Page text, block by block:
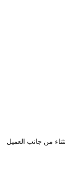
من جانب العميل